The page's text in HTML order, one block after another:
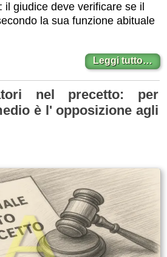
giudice deve verificare se il
la sua funzione abituale
Leggi tutto…
nel precetto: per
è l' opposizione agli